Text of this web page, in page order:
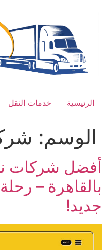
الرئيسية خدمات النقل
الوسم:
أفضل شركات
بالقاهرة –
جديد!